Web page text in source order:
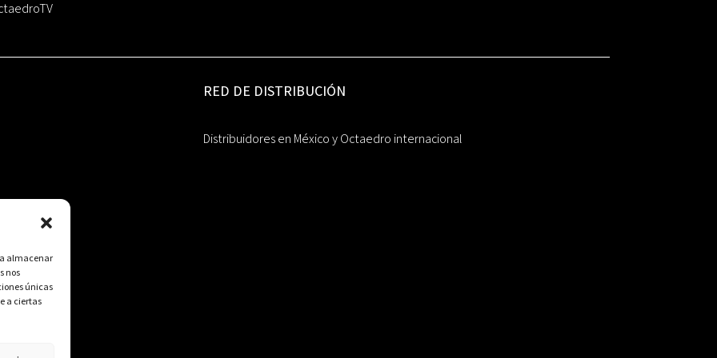
almacenar
nos
únicas
a ciertas
RED DE DISTRIBUCIÓN
Distribuidores en México y Octaedro internacional